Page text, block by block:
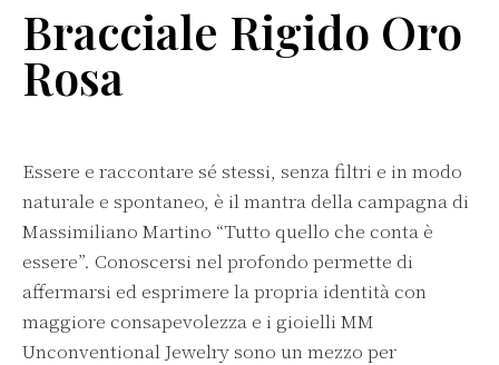
Bracciale Rigido Oro
Rosa
Essere e raccontare sé stessi, senza filtri e in modo
naturale e spontaneo, è il mantra della campagna di
Massimiliano Martino “Tutto quello che conta è
essere”. Conoscersi nel profondo permette di
affermarsi ed esprimere la propria identità con
maggiore consapevolezza e i gioielli MM
Unconventional Jewelry sono un mezzo per